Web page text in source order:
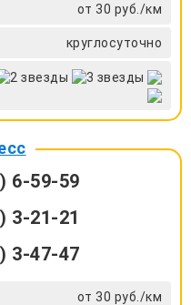
от 30 руб./км
круглосуточно
6-59-59
3-21-21
3-47-47
от 30 руб./км